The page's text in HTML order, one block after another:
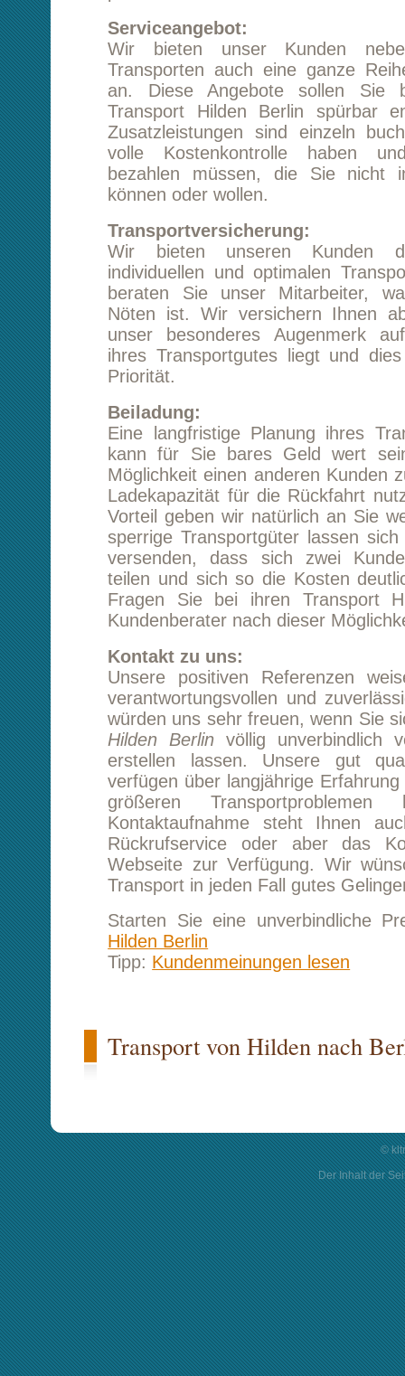
Wir bieten unseren Kunden die
individuellen und optimalen
beraten Sie unser Mitarbeiter, was
Nöten ist. Wir versichern Ihnen aber
unser besonderes Augenmerk auf der
ihres Transportgutes liegt und dies hat für
Priorität.
Beiladung:
Eine langfristige Planung ihres Transports
kann für Sie bares Geld wert sein. Dies
Möglichkeit einen anderen Kunden zu
Ladekapazität für die Rückfahrt nutzt.
Vorteil geben wir natürlich an Sie weiter.
sperrige Transportgüter lassen sich unter
versenden, dass sich zwei Kunden die
teilen und sich so die Kosten deutlich
Fragen Sie bei ihren Transport Hilden
Kundenberater nach dieser Möglichkeit.
Kontakt zu uns:
verantwortungsvollen und zuverlässigen
würden uns sehr freuen, wenn Sie sich für
Hilden Berlinvöllig unverbindlich von uns
erstellen lassen. Unsere gut qualifizierten
verfügen über langjährige Erfahrung und
größeren Transportproblemen
Kontaktaufnahme steht Ihnen auch unser
Rückrufservice oder aber das
Webseite zur Verfügung. Wir wünschen
Transport in jeden Fall gutes Gelingen.
Starten Sie eine unverbindliche
Hilden Berlin
Tipp:Kundenmeinungen lesen
Transport von Hilden nach Berlin
©
Der Inhalt der